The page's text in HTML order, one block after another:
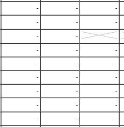
- - -
- - -
-
-
- - -
- - -
- - -
- - -
- - -
- - -